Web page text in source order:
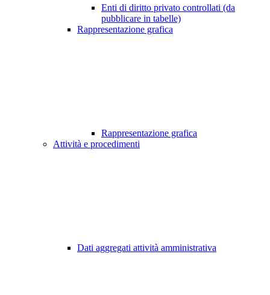
Enti di diritto privato controllati (da
pubblicare in tabelle)
Rappresentazione grafica
Rappresentazione grafica
Attività e procedimenti
Dati aggregati attività amministrativa